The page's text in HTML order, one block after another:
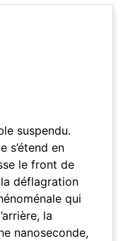
suspendu.
s’étend en
le front de
déflagration
qui
la
nanoseconde,